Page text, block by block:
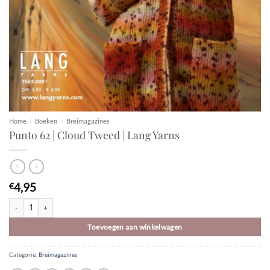
Home / Boeken / Breimagazines
Punto 62 | Cloud Tweed | Lang Yarns
€4,95
Punto 62 | Cloud Tweed | Lang Yarns aantal
Toevoegen aan winkelwagen
Categorie: Breimagazines